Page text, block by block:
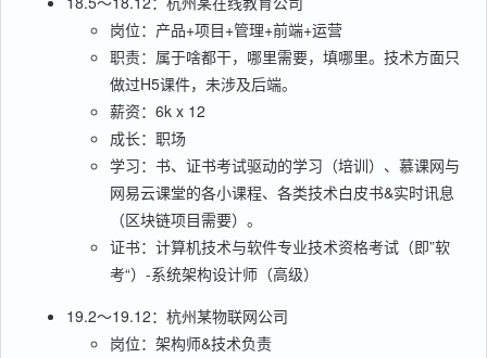
岗位：产品+项目+管理+前端+运营
职责：属于啥都干，哪里需要，填哪里。技术方面只
做过H5课件，未涉及后端。
薪资：6k x 12
成长：职场
学习：书、证书考试驱动的学习（培训）、慕课网与
网易云课堂的各小课程、各类技术白皮书&实时讯息
（区块链项目需要）。
证书：计算机技术与软件专业技术资格考试（即”软
考“）-系统架构设计师（高级）
19.2～19.12：杭州某物联网公司
岗位：架构师&技术负责